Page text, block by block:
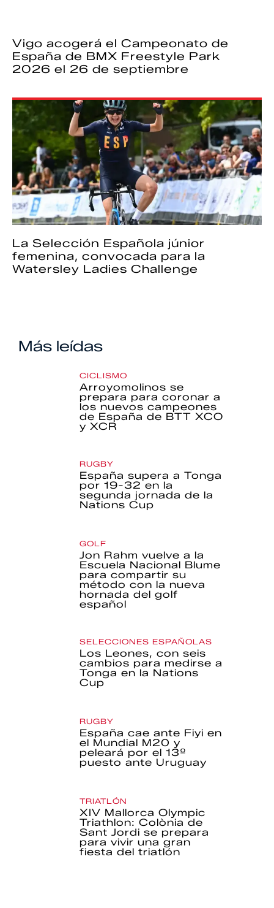
Vigo acogerá el Campeonato de
España de BMX Freestyle Park
2026 el 26 de septiembre
La Selección Española júnior
femenina, convocada para la
Watersley Ladies Challenge
Más leídas
CICLISMO
Arroyomolinos se
prepara para coronar a
los nuevos campeones
de España de BTT XCO
y XCR
RUGBY
España supera a Tonga
por 19-32 en la
segunda jornada de la
Nations Cup
GOLF
Jon Rahm vuelve a la
Escuela Nacional Blume
para compartir su
método con la nueva
hornada del golf
español
SELECCIONES ESPAÑOLAS
Los Leones, con seis
cambios para medirse a
Tonga en la Nations
Cup
RUGBY
España cae ante Fiyi en
el Mundial M20 y
peleará por el 13º
puesto ante Uruguay
TRIATLÓN
XIV Mallorca Olympic
Triathlon: Colònia de
Sant Jordi se prepara
para vivir una gran
fiesta del triatlón